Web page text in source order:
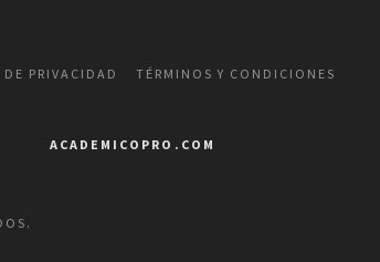
PRIVACIDAD TÉRMINOS Y CONDICIONES
ACADEMICOPRO.COM